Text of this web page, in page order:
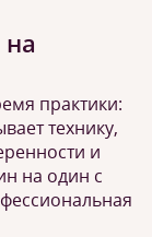
практики:
технику,
и
на один с